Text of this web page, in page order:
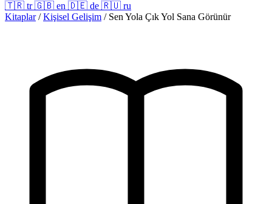
🇹🇷 tr 🇬🇧 en 🇩🇪 de 🇷🇺 ru
Kitaplar / Kişisel Gelişim / Sen Yola Çık Yol Sana Görünür